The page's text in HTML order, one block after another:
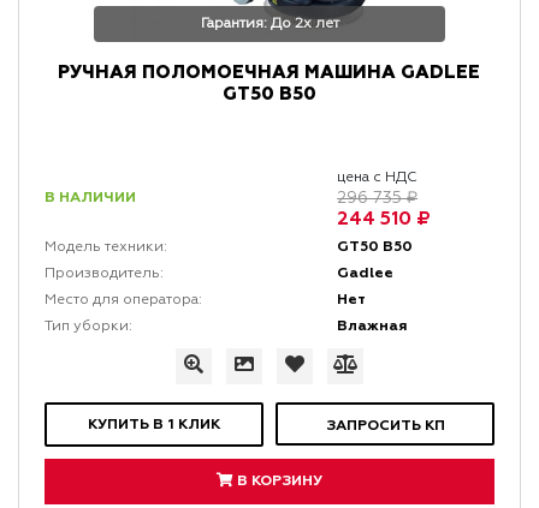
Гарантия: До 2х лет
РУЧНАЯ ПОЛОМОЕЧНАЯ МАШИНА GADLEE
GT50 B50
В НАЛИЧИИ
цена с НДС
296 735 ₽
244 510 ₽
Модель техники: GT50 B50
Производитель: Gadlee
Место для оператора: Нет
Тип уборки: Влажная
КУПИТЬ В 1 КЛИК ЗАПРОСИТЬ КП
В КОРЗИНУ